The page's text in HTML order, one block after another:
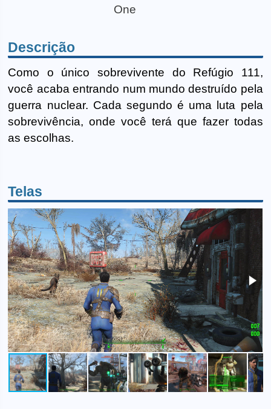
One
Descrição
Como o único sobrevivente do Refúgio 111,
você acaba entrando num mundo destruído pela
guerra nuclear. Cada segundo é uma luta pela
sobrevivência, onde você terá que fazer todas
as escolhas.
Telas